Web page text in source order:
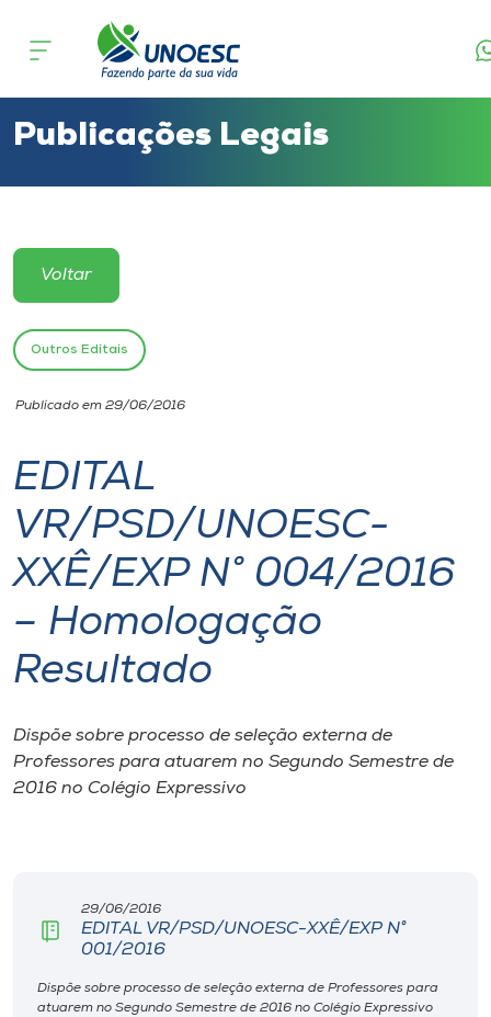
Cursos
Atendimento ao Estudante
Portal de Ensino
Unoesc
Internacionalização
I.nova
Diplomados
Cultura
CPA
Biblioteca
Rádio
Museu
Publicações Legais
Voltar
Outros Editais
Publicado em 29/06/2016
EDITAL
VR/PSD/UNOESC-
XXÊ/EXP N° 004/2016
– Homologação
Resultado
Dispõe sobre processo de seleção externa de
Professores para atuarem no Segundo Semestre de
2016 no Colégio Expressivo
29/06/2016
EDITAL VR/PSD/UNOESC-XXÊ/EXP N°
001/2016
Dispõe sobre processo de seleção externa de Professores para
atuarem no Segundo Semestre de 2016 no Colégio Expressivo